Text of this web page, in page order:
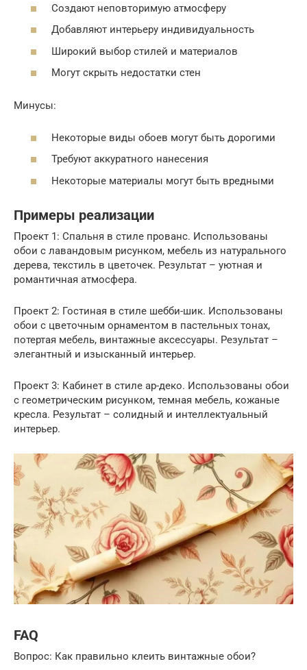
Создают неповторимую атмосферу
Добавляют интерьеру индивидуальность
Широкий выбор стилей и материалов
Могут скрыть недостатки стен
Минусы:
Некоторые виды обоев могут быть дорогими
Требуют аккуратного нанесения
Некоторые материалы могут быть вредными
Примеры реализации
Проект 1: Спальня в стиле прованс. Использованы
обои с лавандовым рисунком, мебель из натурального
дерева, текстиль в цветочек. Результат – уютная и
романтичная атмосфера.
Проект 2: Гостиная в стиле шебби-шик. Использованы
обои с цветочным орнаментом в пастельных тонах,
потертая мебель, винтажные аксессуары. Результат –
элегантный и изысканный интерьер.
Проект 3: Кабинет в стиле ар-деко. Использованы обои
с геометрическим рисунком, темная мебель, кожаные
кресла. Результат – солидный и интеллектуальный
интерьер.
FAQ
Вопрос: Как правильно клеить винтажные обои?